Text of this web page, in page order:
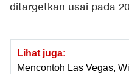
ditargetkan usai pada
Lihat juga:
Mencontoh Las Vegas,